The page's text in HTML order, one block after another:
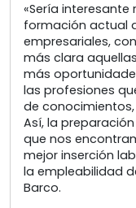
«Sería interesante
formación actual
empresariales,
más clara
más
las profesiones
de
Así, la
que nos
mejor inserción
la empleabilidad
Barco.